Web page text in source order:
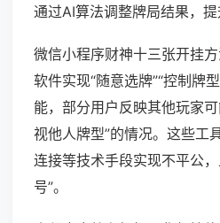
通过AI算法调整牌局结果，提
微信小程序财神十三张开挂
软件实现“随意选牌”“控制牌
能，部分用户反映其他玩家
视他人牌型”的情况。这些工
连接等技术手段实现不平公，
号”。